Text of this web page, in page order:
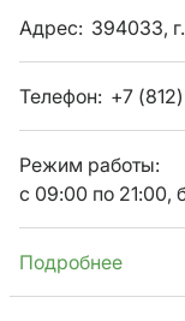
Адрес: 394033,
Телефон: +7
Режим работы:
с 09:00 по 21:00,
Подробнее